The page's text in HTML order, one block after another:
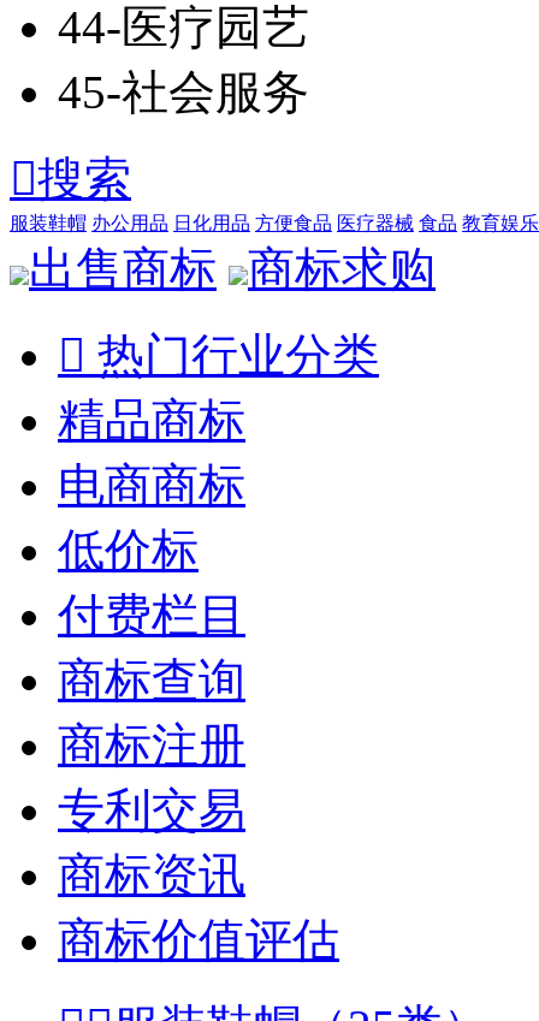
44-医疗园艺
45-社会服务
搜索
服装鞋帽 办公用品 日化用品 方便食品 医疗器械 食品 教育娱乐
出售商标
商标求购
 热门行业分类
精品商标
电商商标
低价标
付费栏目
商标查询
商标注册
专利交易
商标资讯
商标价值评估